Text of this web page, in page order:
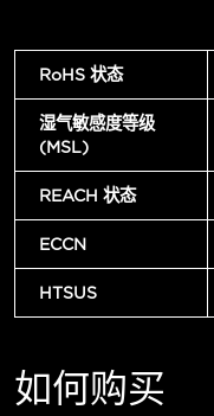
RoHS 状态
湿气敏感度等级
(MSL)
REACH 状态
ECCN
HTSUS
如何购买